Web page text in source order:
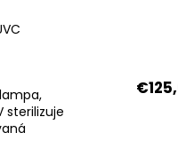
sterilizuje